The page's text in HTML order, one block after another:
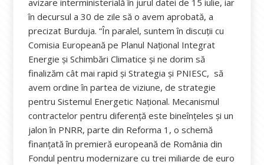
avizare interministerială în jurul datei de 15 iulie, iar
în decursul a 30 de zile să o avem aprobată, a
precizat Burduja. “În paralel, suntem în discuţii cu
Comisia Europeană pe Planul Naţional Integrat
Energie şi Schimbări Climatice şi ne dorim să
finalizăm cât mai rapid şi Strategia şi PNIESC, să
avem ordine în partea de viziune, de strategie
pentru Sistemul Energetic Naţional. Mecanismul
contractelor pentru diferenţă este bineînţeles şi un
jalon în PNRR, parte din Reforma 1, o schemă
finanţată în premieră europeană de România din
Fondul pentru modernizare cu trei miliarde de euro